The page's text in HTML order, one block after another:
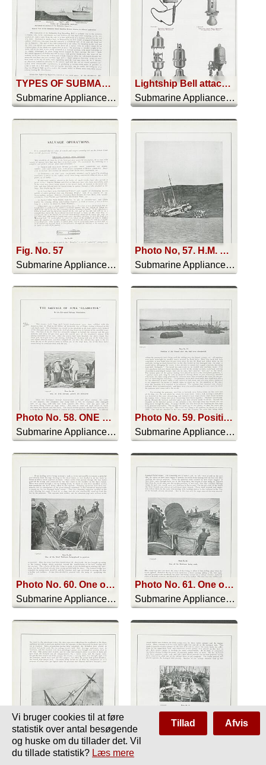
TYPES OF SUBMARINE SIGNALS
Submarine Appliances And Their Uses - 1911
Lightship Bell attached to case (open and closed) containing Striking Mechanism operated by Compressed Air
Submarine Appliances And Their Uses - 1911
Fig. No. 57
Submarine Appliances And Their Uses - 1911
Photo No, 57. H.M. Battleship “Howe” on the Rocks, near Ferrol, Spain
Submarine Appliances And Their Uses - 1911
Photo No. 58. ONE OF THE DIVERS ABOUT TO DESCEND
Submarine Appliances And Their Uses - 1911
Photo No. 59. Position of the Vessel after she had been dismantled
Submarine Appliances And Their Uses - 1911
Photo No. 60. One of the Steel Pontoons being placed in position
Submarine Appliances And Their Uses - 1911
Photo No. 61. One of the Pontoons being sunk
Submarine Appliances And Their Uses - 1911
Photo No. 62. The Ship righting. The tripods are clearly shown
Vi bruger cookies til at føre
statistik over antal besøgende
og huske om du tillader det. Vil
du tillade statistik? Læs mere
Tillad Afvis